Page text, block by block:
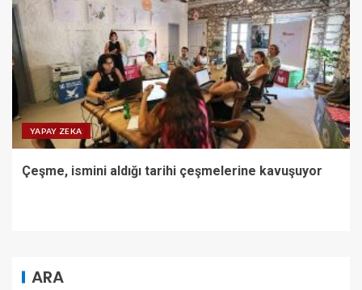
YAPAY ZEKA
Çeşme, ismini aldığı tarihi çeşmelerine kavuşuyor
ARA